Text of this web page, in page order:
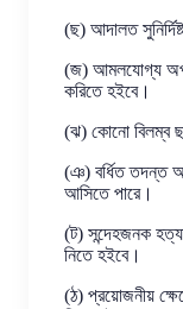
(ছ) আদালত
(জ) আমলযোগ্য
করিতে হইবে।
(ঝ) কোনো বিলম্ব
(ঞ) বর্ধিত তদন্ত
আসিতে পারে।
(ট) সন্দেহজনক
নিতে হইবে।
(ঠ) প্রয়োজনীয়